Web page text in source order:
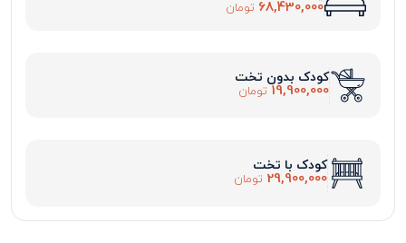
68,430,000 تومان
کودک بدون تخت
19,900,000 تومان
کودک با تخت
29,900,000 تومان